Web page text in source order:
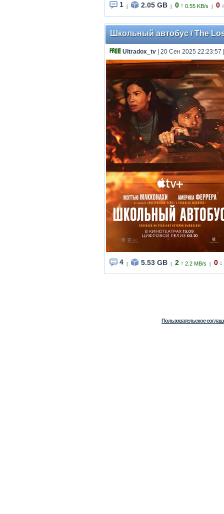
1 2.05 GB 0 ↑ 0.55 KB/s 0 ↓
Школьный автобус / The
Ultradox_tv | 20 Сен 2025 22:23:57
4 5.53 GB 2 ↑ 2.2 MB/s 0 ↓
Пользовательское